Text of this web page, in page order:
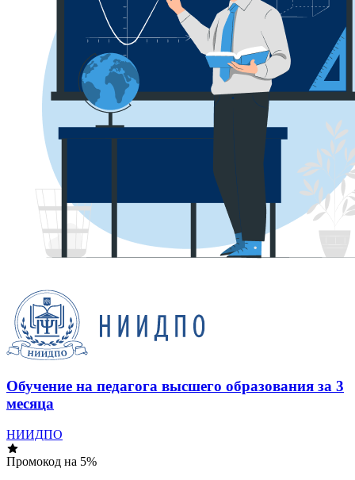
Обучение на педагога высшего образования за 3
месяца
НИИДПО
Промокод на 5%